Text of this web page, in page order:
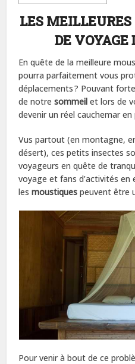
LES
DE
En quête de la meilleure
pourra parfaitement vous
déplacements ? Pouvant
de notresommeilet lors de
devenir un réel cauchemar
Vus partout (en montagne,
désert), ces petits insectes
voyageurs en quête de
voyage et fans d’activités
lesmoustiques peuvent être
Pour venir à bout de ce